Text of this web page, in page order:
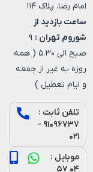
امام رضا، پلاک ۱۱۴
ساعت بازدید از
شوروم تهران : ۹
صبح الی ۵.۳۰ ( همه
روزه به غیر از جمعه
و ایام تعطیل )
تلفن ثابت :
۹۱۰۹۶۷۳۷ -
۰۲۱
موبایل :
۰۴ ۵۷